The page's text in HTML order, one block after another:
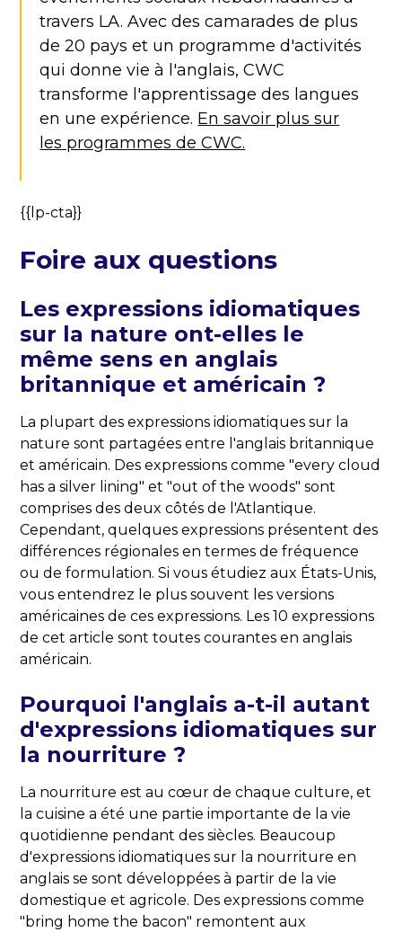
travers LA. Avec des camarades de plus
de 20 pays et un programme d'activités
qui donne vie à l'anglais, CWC
transforme l'apprentissage des langues
en une expérience. En savoir plus sur
les programmes de CWC.
{{lp-cta}}
Foire aux questions
Les expressions idiomatiques
sur la nature ont-elles le
même sens en anglais
britannique et américain ?
La plupart des expressions idiomatiques sur la
nature sont partagées entre l'anglais britannique
et américain. Des expressions comme "every cloud
has a silver lining" et "out of the woods" sont
comprises des deux côtés de l'Atlantique.
Cependant, quelques expressions présentent des
différences régionales en termes de fréquence
ou de formulation. Si vous étudiez aux États-Unis,
vous entendrez le plus souvent les versions
américaines de ces expressions. Les 10 expressions
de cet article sont toutes courantes en anglais
américain.
Pourquoi l'anglais a-t-il autant
d'expressions idiomatiques sur
la nourriture ?
La nourriture est au cœur de chaque culture, et
la cuisine a été une partie importante de la vie
quotidienne pendant des siècles. Beaucoup
d'expressions idiomatiques sur la nourriture en
anglais se sont développées à partir de la vie
domestique et agricole. Des expressions comme
"bring home the bacon" remontent aux